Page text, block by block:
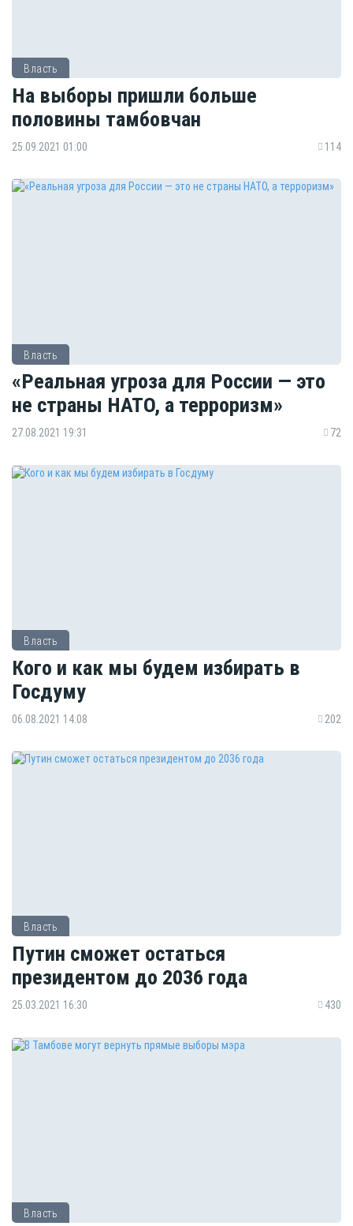
Власть
На выборы пришли больше
половины тамбовчан
25.09.2021 01:00 114
Власть
«Реальная угроза для России — это
не страны НАТО, а терроризм»
27.08.2021 19:31 72
Власть
Кого и как мы будем избирать в
Госдуму
06.08.2021 14:08 202
Власть
Путин сможет остаться
президентом до 2036 года
25.03.2021 16:30 430
Власть